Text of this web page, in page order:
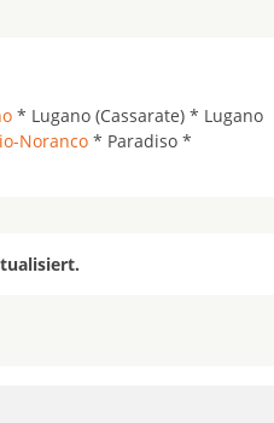
* Lugano (Cassarate) * Lugano
Noranco * Paradiso *